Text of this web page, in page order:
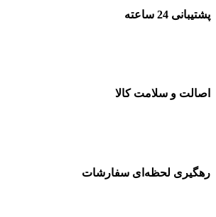
پشتیبانی 24 ساعته
اصالت و سلامت کالا
رهگیری لحظه‌ای سفارشات